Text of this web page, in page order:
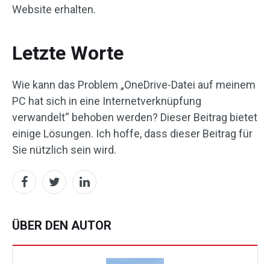
Website erhalten.
Letzte Worte
Wie kann das Problem „OneDrive-Datei auf meinem
PC hat sich in eine Internetverknüpfung
verwandelt“ behoben werden? Dieser Beitrag bietet
einige Lösungen. Ich hoffe, dass dieser Beitrag für
Sie nützlich sein wird.
ÜBER DEN AUTOR